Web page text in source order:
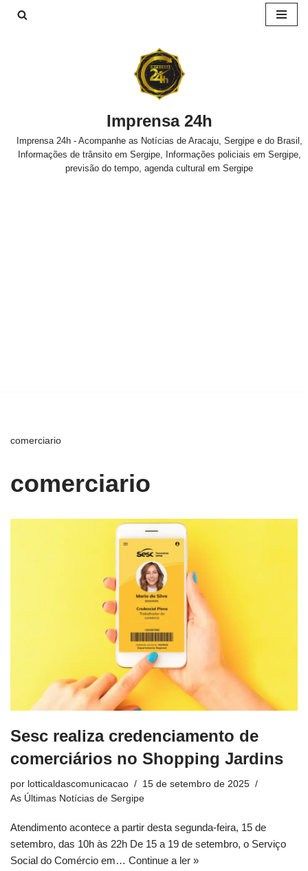
Imprensa 24h
Imprensa 24h - Acompanhe as Notícias de Aracaju, Sergipe e do Brasil,
Informações de trânsito em Sergipe, Informações policiais em Sergipe,
previsão do tempo, agenda cultural em Sergipe
comerciario
comerciario
Sesc realiza credenciamento de
comerciários no Shopping Jardins
por lotticaldascomunicacao
15 de setembro de 2025
As Últimas Notícias de Sergipe
Atendimento acontece a partir desta segunda-feira, 15 de
setembro, das 10h às 22h De 15 a 19 de setembro, o Serviço
Social do Comércio em… Continue a ler »